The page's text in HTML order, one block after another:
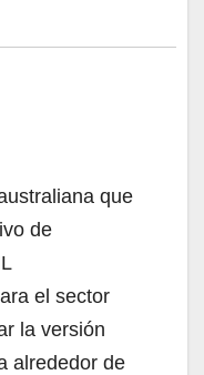
que
de
el sector
la versión
alrededor de